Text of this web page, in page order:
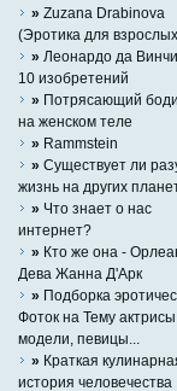
» Zuzana Drabinova
(Эротика для
» Леонардо да
10 изобретений
» Потрясающий
на женском теле
» Rammstein
» Существует ли
жизнь на других
» Что знает о нас
интернет?
» Кто же она -
Дева Жанна Д'Арк
» Подборка
Фоток на Тему актрисы,
модели, певицы...
» Краткая
история человечества